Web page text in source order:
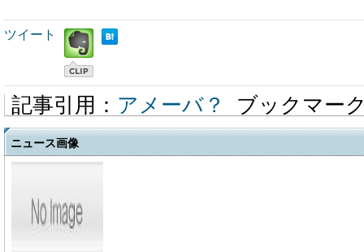
ツイート
記事引用： アメーバ？ ブックマー
ニュース画像